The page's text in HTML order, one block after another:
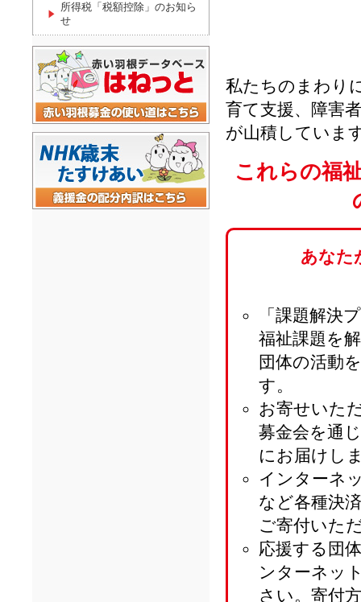
私たちのまわり
育て支援、障害
が山積していま
これらの福
あなた
「課題解決
福祉課題を
団体の活動
す。
お寄せいた
募金会を通
にお届けし
インターネ
など各種決
ご寄付いた
応援する団
ンターネッ
さい。寄付
所得税「税額控除」のお知ら
せ